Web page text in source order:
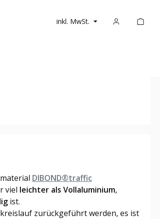
inkl. MwSt.
DIBOND®traffic
viel leichter als Vollaluminium,
ist.
zurückgeführt werden, es ist